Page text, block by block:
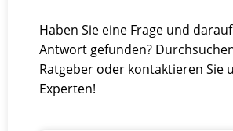
Haben Sie eine Frage und
Antwort gefunden?
Ratgeber oder kontaktieren Sie
Experten!